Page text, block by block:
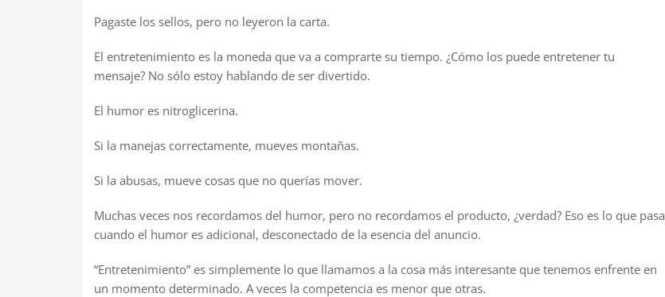
Pagaste los sellos, pero no leyeron la carta.
El entretenimiento es la moneda que va a comprarte su tiempo. ¿Cómo los puede entretener tu
mensaje? No sólo estoy hablando de ser divertido.
El humor es nitroglicerina.
Si la manejas correctamente, mueves montañas.
Si la abusas, mueve cosas que no querías mover.
Muchas veces nos recordamos del humor, pero no recordamos el producto, ¿verdad? Eso es lo que pasa
cuando el humor es adicional, desconectado de la esencia del anuncio.
“Entretenimiento” es simplemente lo que llamamos a la cosa más interesante que tenemos enfrente en
un momento determinado. A veces la competencia es menor que otras.